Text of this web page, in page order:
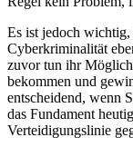
Es ist jedoch wichtig,
Cyberkriminalität
zuvor tun ihr
bekommen und
entscheidend, wenn
das Fundament
Verteidigungslinie